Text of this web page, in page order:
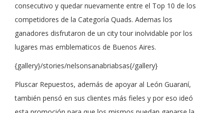
consecutivo y quedar nuevamente entre el Top 10 de los
competidores de la Categoría Quads. Ademas los
ganadores disfrutaron de un city tour inolvidable por los
lugares mas emblematicos de Buenos Aires.
{gallery}/stories/nelsonsanabriabsas{/gallery}
Pluscar Repuestos, además de apoyar al León Guaraní,
también pensó en sus clientes más fieles y por eso ideó